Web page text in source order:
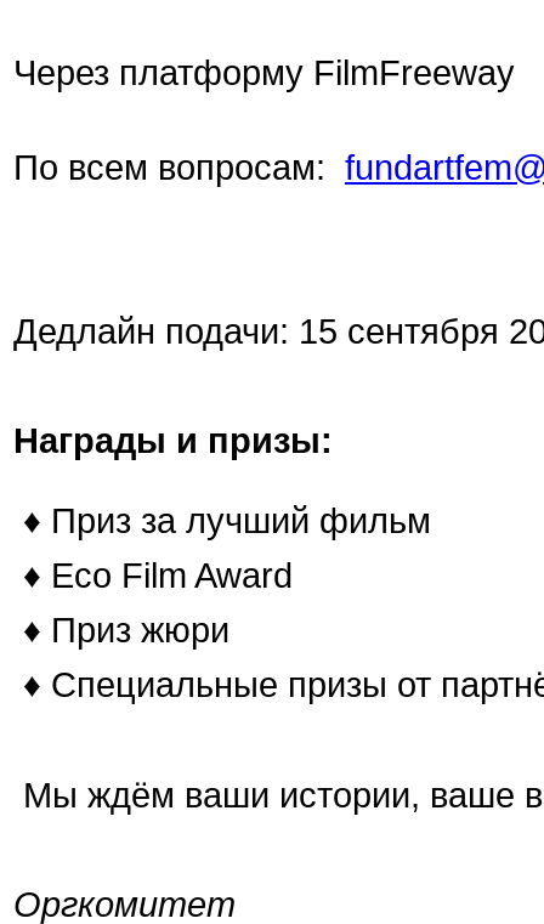
Через платформу FilmFreeway
По всем вопросам:
Дедлайн подачи: 15 сентября
Награды и призы:
♦ Приз за лучший фильм
♦ Eco Film Award
♦ Приз жюри
♦ Специальные призы от
Мы ждём ваши истории, ваше
Оргкомитет